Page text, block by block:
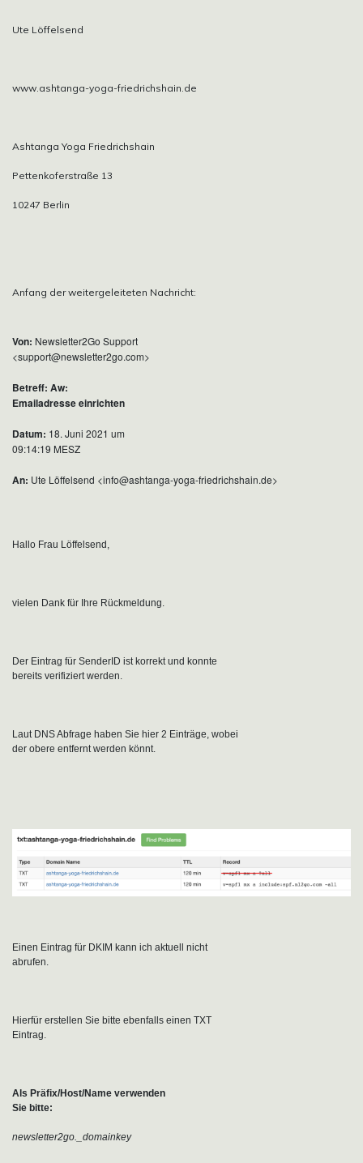
Ute Löffelsend
www.ashtanga-yoga-friedrichshain.de
Ashtanga Yoga Friedrichshain
Pettenkoferstraße 13
10247 Berlin
Anfang der weitergeleiteten Nachricht:
Von: Newsletter2Go Support
<support@newsletter2go.com>
Betreff: Aw:
Emailadresse einrichten
Datum: 18. Juni 2021 um
09:14:19 MESZ
An: Ute Löffelsend <info@ashtanga-yoga-friedrichshain.de>
Hallo Frau Löffelsend,
vielen Dank für Ihre Rückmeldung.
Der Eintrag für SenderID ist korrekt und konnte
bereits verifiziert werden.
Laut DNS Abfrage haben Sie hier 2 Einträge, wobei
der obere entfernt werden könnt.
Einen Eintrag für DKIM kann ich aktuell nicht
abrufen.
Hierfür erstellen Sie bitte ebenfalls einen TXT
Eintrag.
Als Präfix/Host/Name verwenden
Sie bitte:
newsletter2go._domainkey